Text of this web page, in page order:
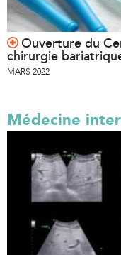
Ouverture du
chirurgie
MARS 2022
Médecine